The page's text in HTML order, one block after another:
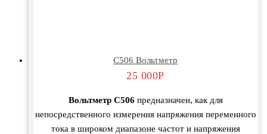
С506 Вольтметр
25 000Р
Вольтметр С506 предназначен, как для
непосредственного измерения напряжения переменного
тока в широком диапазоне частот и напряжения